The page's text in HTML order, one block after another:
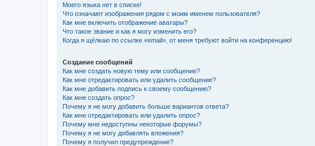
Моего языка нет в списке!
Что означают изображения рядом с моим именем пользователя?
Как мне включить отображение аватары?
Что такое звание и как я могу изменить его?
Когда я щёлкаю по ссылке «email», от меня требуют войти на конференцию!
Создание сообщений
Как мне создать новую тему или сообщение?
Как мне отредактировать или удалить сообщение?
Как мне добавить подпись к своему сообщению?
Как мне создать опрос?
Почему я не могу добавить больше вариантов ответа?
Как мне отредактировать или удалить опрос?
Почему мне недоступны некоторые форумы?
Почему я не могу добавлять вложения?
Почему я получил предупреждение?